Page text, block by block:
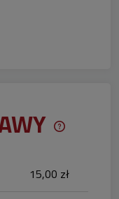
15,00 zł